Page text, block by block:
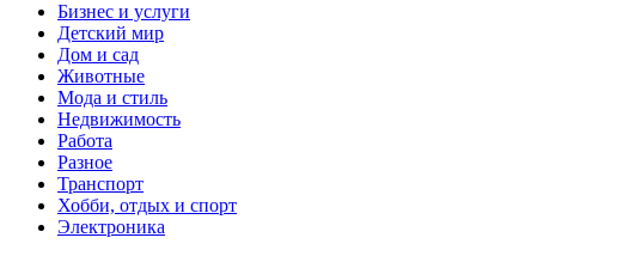
Бизнес и услуги
Детский мир
Дом и сад
Животные
Мода и стиль
Недвижимость
Работа
Разное
Транспорт
Хобби, отдых и спорт
Электроника